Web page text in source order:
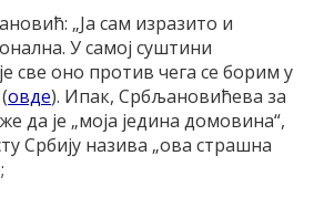
„Ја сам изразито и
У самој суштини
све оно против чега се борим у
овде). Ипак, Србљановићева за
да је „моја једина домовина“,
Србију назива „ова страшна